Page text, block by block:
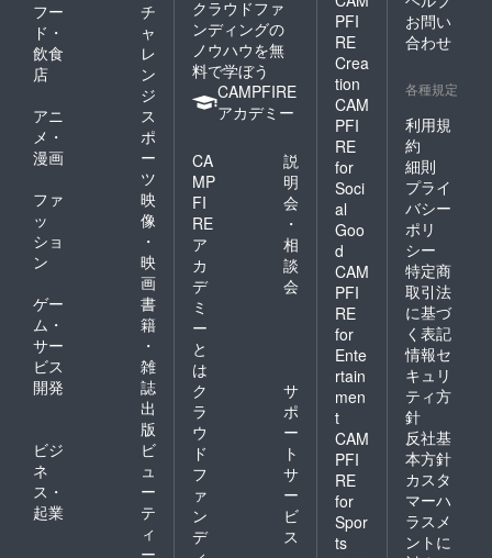
フー
ド・
飲食
店
チ
ャ
レ
ン
ジ
アニ
メ・
漫画
ス
ポ
ー
ツ
ファ
ッ
ショ
ン
映
像
・
映
画
ゲー
ム・
サー
ビス
開発
書
籍
・
雑
誌
出
版
ビジ
ネ
ス・
起業
ビ
ュ
ー
テ
ィ
クラウドファ
ンディングの
ノウハウを無
料で学ぼう
CAMPFIRE
アカデミー
CA
MP
FI
RE
ア
カ
デ
ミ
ー
と
は
説
明
会
・
相
談
会
ク
ラ
ウ
ド
フ
ァ
ン
デ
サ
ポ
ー
ト
サ
ー
ビ
ス
PFI
RE
Crea
tion
CAM
PFI
RE
for
Soci
al
Goo
d
CAM
PFI
RE
for
Ente
rtain
men
t
CAM
PFI
RE
for
Spor
ts
お問い
合わせ
各種規定
利用規
約
細則
プライ
バシー
ポリ
シー
特定商
取引法
に基づ
く表記
情報セ
キュリ
ティ方
針
反社基
本方針
カスタ
マーハ
ラスメ
ントに